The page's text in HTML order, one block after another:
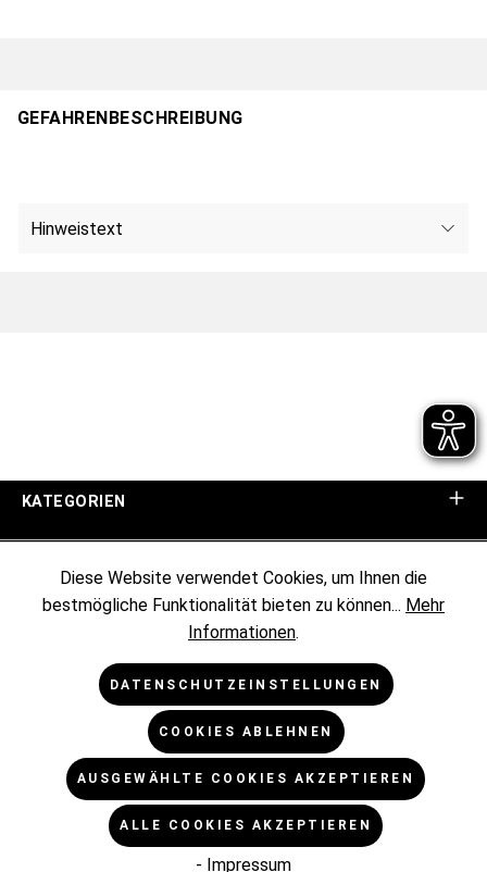
GEFAHRENBESCHREIBUNG
Hinweistext
KATEGORIEN
KUNDENINFORMATIONEN
RECHTLICHES
* Alle Preise exkl. gesetzl. Mehrwertsteuer zzgl.
Versandkosten
und ggf. Nachnahmegebühren, wenn nicht
anders angegeben.
Diese Website verwendet Cookies, um Ihnen die
bestmögliche Funktionalität bieten zu können... Mehr
Informationen.
DATENSCHUTZEINSTELLUNGEN
COOKIES ABLEHNEN
AUSGEWÄHLTE COOKIES AKZEPTIEREN
ALLE COOKIES AKZEPTIEREN
- Impressum